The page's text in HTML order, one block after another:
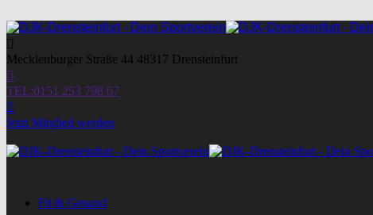
Mecklenburger Straße 44 48317 Drensteinfurt
TEL:0151 253 798 67
Jetzt Mitglied werden
Fit & Gesund